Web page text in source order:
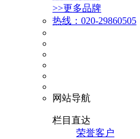
>>更多品牌
热线：020-29860505
网站导航
栏目直达
荣誉客户